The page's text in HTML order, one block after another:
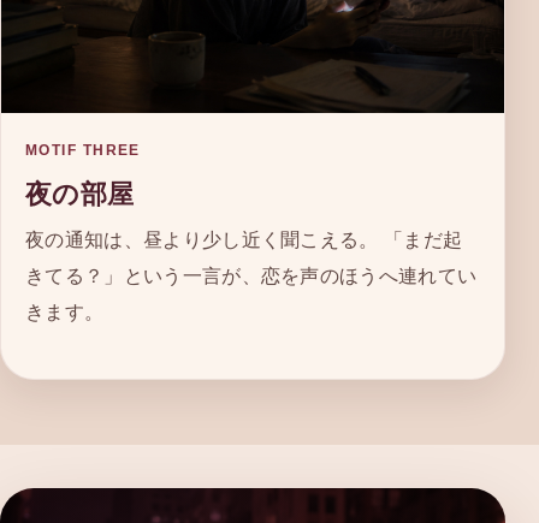
MOTIF THREE
夜の部屋
夜の通知は、昼より少し近く聞こえる。 「まだ起
きてる？」という一言が、恋を声のほうへ連れてい
きます。